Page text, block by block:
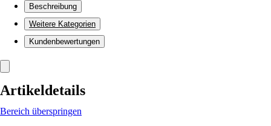
Beschreibung
Weitere Kategorien
Kundenbewertungen
Artikeldetails
Bereich überspringen